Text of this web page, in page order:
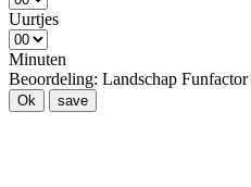
Uurtjes
Minuten
Beoordeling: Landschap Funfactor
Ok save